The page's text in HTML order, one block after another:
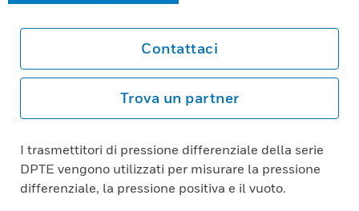
Contattaci
Trova un partner
I trasmettitori di pressione differenziale della serie
DPTE vengono utilizzati per misurare la pressione
differenziale, la pressione positiva e il vuoto.